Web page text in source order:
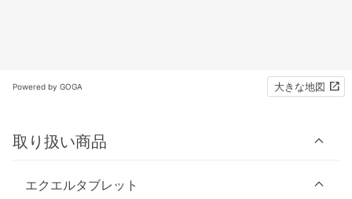
Powered by GOGA 大きな地図
取り扱い商品
エクエルタブレット